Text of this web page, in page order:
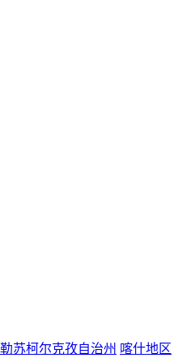
苏柯尔克孜自治州 喀什地区